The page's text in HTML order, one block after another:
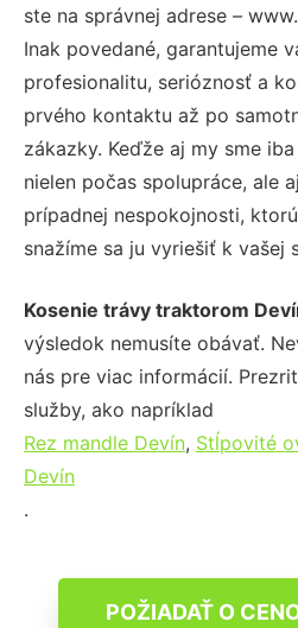
ste na správnej adrese –
Inak povedané, garantujeme
profesionalitu, serióznosť a
prvého kontaktu až po
zákazky. Keďže aj my sme
nielen počas spolupráce, ale
prípadnej nespokojnosti,
snažíme sa ju vyriešiť k vašej
Kosenie trávy traktorom
výsledok nemusíte obávať.
nás pre viac informácií.
služby, ako napríklad
Rez mandle Devín, Stĺpovité
Devín
.
POŽIADAŤ O